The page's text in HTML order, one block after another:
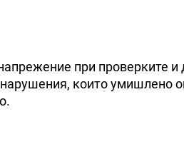
при проверките и
които умишлено